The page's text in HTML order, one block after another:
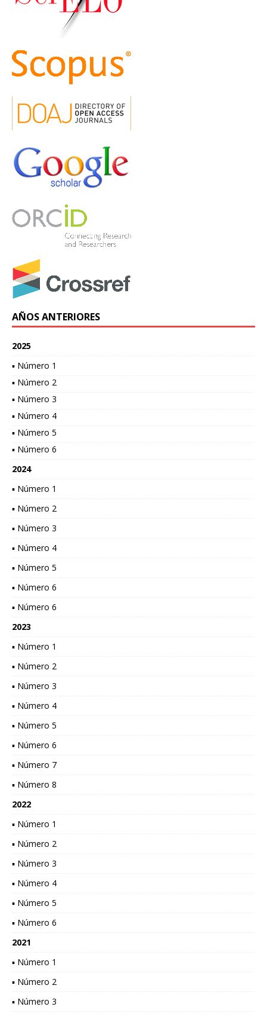
AÑOS ANTERIORES
2025
▪ Número 1
▪ Número 2
▪ Número 3
▪ Número 4
▪ Número 5
▪ Número 6
2024
▪ Número 1
▪ Número 2
▪ Número 3
▪ Número 4
▪ Número 5
▪ Número 6
▪ Número 6
2023
▪ Número 1
▪ Número 2
▪ Número 3
▪ Número 4
▪ Número 5
▪ Número 6
▪ Número 7
▪ Número 8
2022
▪ Número 1
▪ Número 2
▪ Número 3
▪ Número 4
▪ Número 5
▪ Número 6
2021
▪ Número 1
▪ Número 2
▪ Número 3